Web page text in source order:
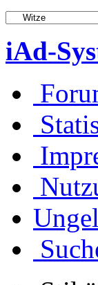
iAd-